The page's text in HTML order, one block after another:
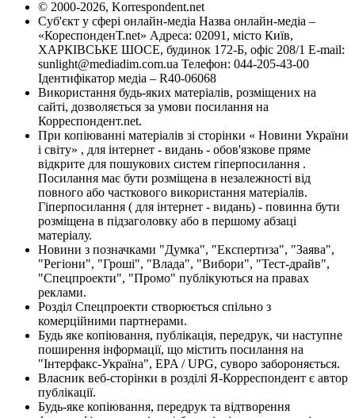
© 2000-2026, Korrespondent.net
Суб'єкт у сфері онлайн-медіа Назва онлайн-медіа –
«КореспонденТ.net» Адреса: 02091, місто Київ,
ХАРКІВСЬКЕ ШОСЕ, будинок 172-Б, офіс 208/1 E-mail:
sunlight@mediadim.com.ua Телефон: 044-205-43-00
Ідентифікатор медіа – R40-06068
Використання будь-яких матеріалів, розміщених на
сайті, дозволяється за умови посилання на
Корреспондент.net.
При копіюванні матеріалів зі сторінки « Новини України
і світу» , для інтернет - видань - обов'язкове пряме
відкрите для пошукових систем гіперпосилання .
Посилання має бути розміщена в незалежності від
повного або часткового використання матеріалів.
Гіперпосилання ( для інтернет - видань) - повинна бути
розміщена в підзаголовку або в першому абзаці
матеріалу.
Новини з позначками "Думка", "Експертиза", "Заява",
"Регіони", "Гроші", "Влада", "Вибори", "Тест-драйв",
"Спецпроекти", "Промо" публікуються на правах
реклами.
Розділ Спецпроекти створюється спільно з
комерційними партнерами.
Будь яке копіювання, публікація, передрук, чи наступне
поширення інформації, що містить посилання на
"Інтерфакс-Україна", EPA / UPG, суворо забороняється.
Власник веб-сторінки в розділі Я-Корреспондент є автор
публікації.
Будь-яке копіювання, передрук та відтворення